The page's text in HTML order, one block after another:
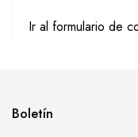
Ir al formulario de
Boletín